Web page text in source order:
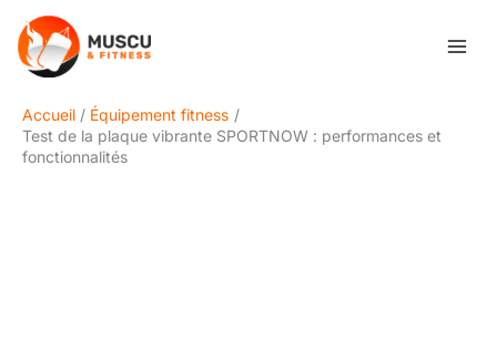
contenu
Accueil
Équipement fitness
Test de la plaque vibrante SPORTNOW : performances et
fonctionnalités
Rechercher